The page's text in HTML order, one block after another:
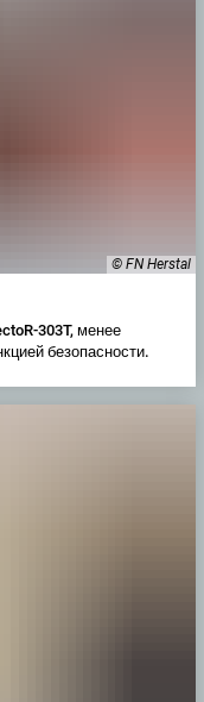
© FN Herstal
303T, менее
безопасности.